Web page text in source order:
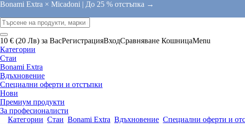
Bonami Extra × Micadoni | До 25 % отстъпка →
10 € (20 Лв) за ВасРегистрацияВходСравняване КошницаMenu
Категории
Стаи
Bonami Extra
Вдъхновение
Специални оферти и отстъпки
Нови
Премиум продукти
За професионалисти
Категории Стаи Bonami Extra Вдъхновение Специални оферти и